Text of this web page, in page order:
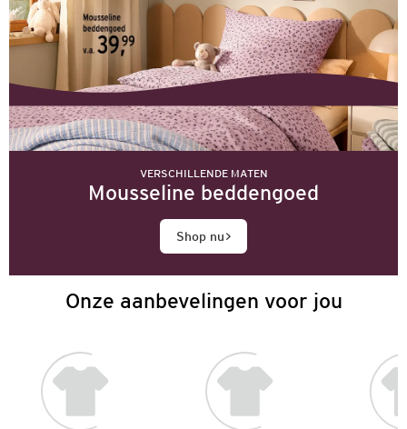
VERSCHILLENDE MATEN
Mousseline beddengoed
Shop nu
Onze aanbevelingen voor jou